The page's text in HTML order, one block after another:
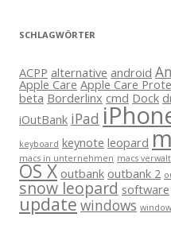
SCHLAGWÖRTER
ACPP alternative android
Apple Care Apple Care
beta Borderlinx cmd Dock
iOutBank iPad
keyboard keynote leopard
macs in unternehmen macs
OS X outbank outbank 2
snow leopard software
update windows